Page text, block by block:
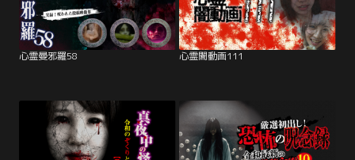
心霊曼邪羅58 心霊闇動画111